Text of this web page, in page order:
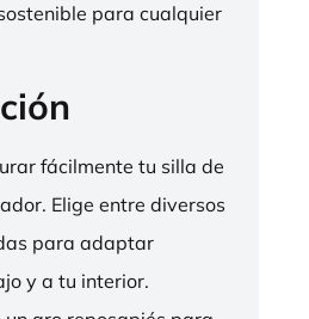
para cualquier
fácilmente tu silla de
Elige entre diversos
para adaptar
y a tu interior.